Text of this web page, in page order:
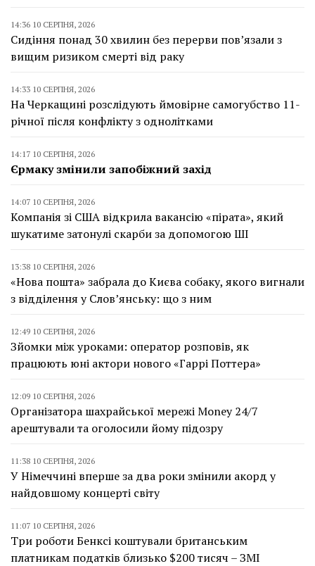
14:36 10 СЕРПНЯ, 2026
Сидіння понад 30 хвилин без перерви пов’язали з
вищим ризиком смерті від раку
14:33 10 СЕРПНЯ, 2026
На Черкащині розслідують ймовірне самогубство 11-
річної після конфлікту з однолітками
14:17 10 СЕРПНЯ, 2026
Єрмаку змінили запобіжний захід
14:07 10 СЕРПНЯ, 2026
Компанія зі США відкрила вакансію «пірата», який
шукатиме затонулі скарби за допомогою ШІ
13:38 10 СЕРПНЯ, 2026
«Нова пошта» забрала до Києва собаку, якого вигнали
з відділення у Слов’янську: що з ним
12:49 10 СЕРПНЯ, 2026
Зйомки між уроками: оператор розповів, як
працюють юні актори нового «Гаррі Поттера»
12:09 10 СЕРПНЯ, 2026
Організатора шахрайської мережі Money 24/7
арештували та оголосили йому підозру
11:38 10 СЕРПНЯ, 2026
У Німеччині вперше за два роки змінили акорд у
найдовшому концерті світу
11:07 10 СЕРПНЯ, 2026
Три роботи Бенксі коштували британським
платникам податків близько $200 тисяч – ЗМІ